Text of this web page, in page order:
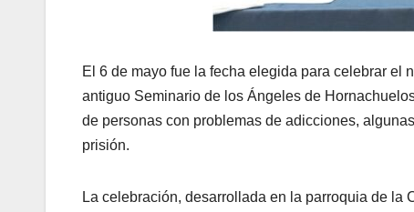
El 6 de mayo fue la fecha elegida para celebrar el
antiguo Seminario de los Ángeles de
de personas con problemas de adicciones,
prisión.
La celebración, desarrollada en la parroquia de la